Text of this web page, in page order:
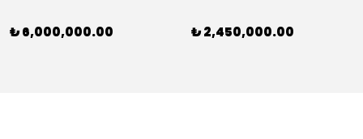
₺ 6,000,000.00 ₺ 2,450,000.00